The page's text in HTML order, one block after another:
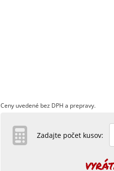
Ceny uvedené bez DPH a prepravy.
Zadajte počet kusov: